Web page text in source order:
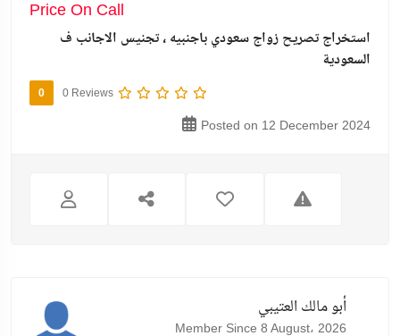
Price On Call
استخراج تصريح زواج سعودي باجنبيه ، تجنيس الاجانب ف
السعودية
0 0 Reviews
Posted on 12 December 2024
أبو مالك العتيبي
Member Since 8 August، 2026